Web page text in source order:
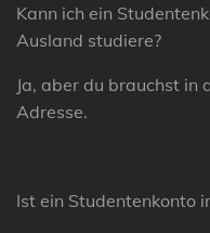
Kann ich ein
Ausland studiere?
Ja, aber du brauchst in
Adresse.
Ist ein Studentenkonto